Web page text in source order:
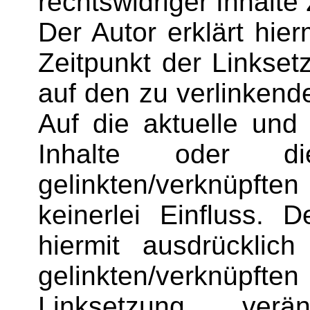
Der Autor erklärt
Zeitpunkt der
auf den zu
Auf die aktuelle und
Inhalte oder
gelinkten/
keinerlei Einfluss.
hiermit
gelinkten/